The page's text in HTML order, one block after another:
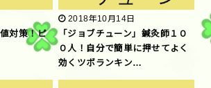
対策！ピ
2018年10月14日
「ジョブチューン」鍼灸師１０
０人！自分で簡単に押せてよく
効くツボランキン…